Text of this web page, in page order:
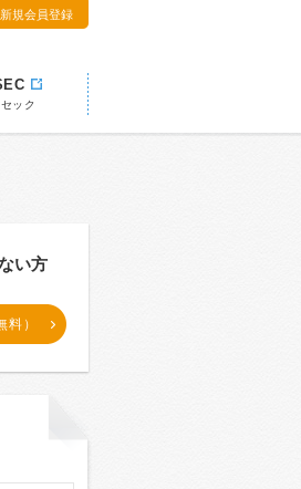
新規会員登録
ック
い方
料）